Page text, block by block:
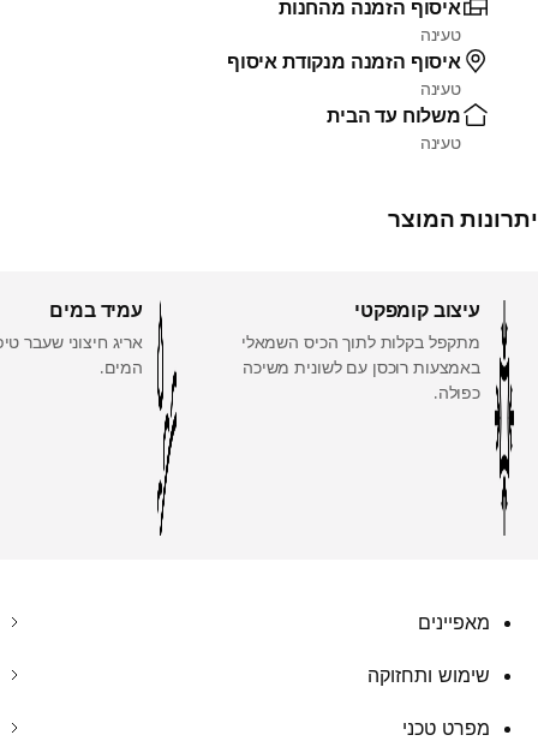
איסוף הזמנה מהחנות
טעינה
איסוף הזמנה מנקודת איסוף
טעינה
משלוח עד הבית
טעינה
יתרונות המוצר
עיצוב קומפקטי
מתקפל בקלות לתוך הכיס השמאלי
באמצעות רוכסן עם לשונית משיכה
כפולה.
עמיד במים
אריג חיצוני שעבר
המים.
מאפיינים
שימוש ותחזוקה
מפרט טכני